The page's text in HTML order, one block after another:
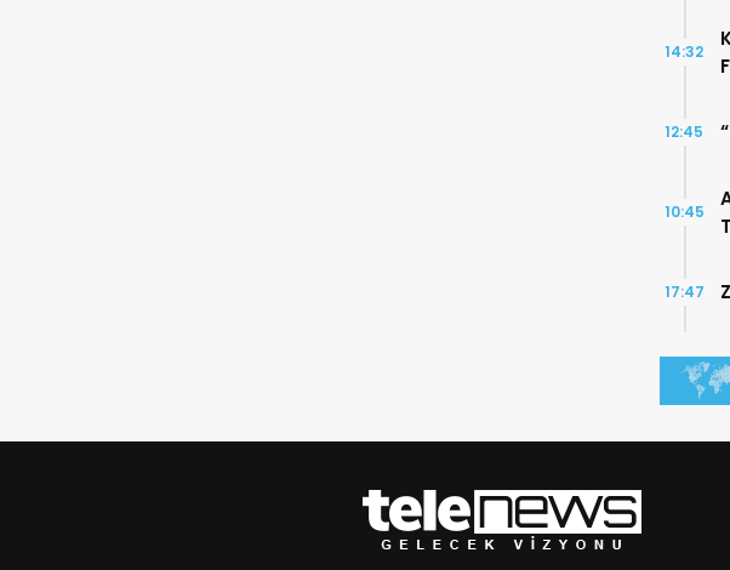
14:32
12:45
10:45
17:47